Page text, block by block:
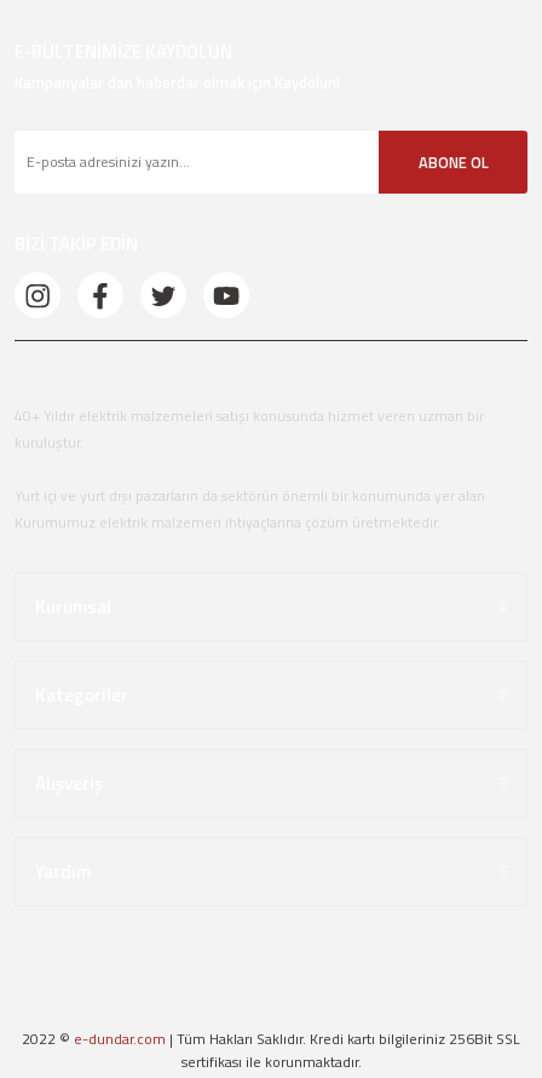
ABONE OL
40+ Yıldır elektrik malzemeleri satışı konusunda hizmet veren uzman bir
kuruluştur.
Yurt içi ve yurt dışı pazarların da sektörün önemli bir konumunda yer alan
Kurumumuz elektrik malzemeri ihtiyaçlarına çözüm üretmektedir.
2022 © e-dundar.com | Tüm Hakları Saklıdır. Kredi kartı bilgileriniz 256Bit SSL
sertifikası ile korunmaktadır.